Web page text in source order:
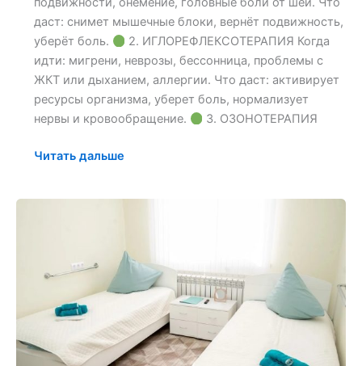
даст: снимет мышечные блоки, вернёт подвижность,
уберёт боль.
2. ИГЛОРЕФЛЕКСОТЕРАПИЯ Когда
идти: мигрени, неврозы, бессонница, проблемы с
ЖКТ или дыханием, аллергии. Что даст: активирует
ресурсы организма, уберет боль, нормализует
нервы и кровообращение.
3. ОЗОНОТЕРАПИЯ
Читать дальше
подразделениях
Центра.